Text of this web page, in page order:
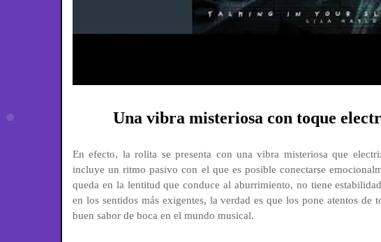
Una vibra misteriosa con toque
En efecto, la rolita se presenta con una vibra misteriosa que
incluye un ritmo pasivo con el que es posible conectarse
queda en la lentitud que conduce al aburrimiento, no tiene
en los sentidos más exigentes, la verdad es que los pone atentos
buen sabor de boca en el mundo musical.